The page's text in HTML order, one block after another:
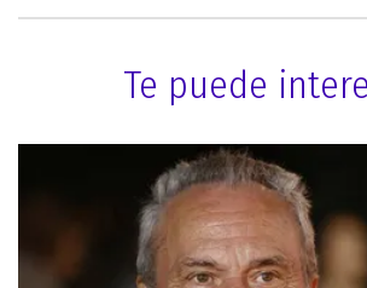
Te puede